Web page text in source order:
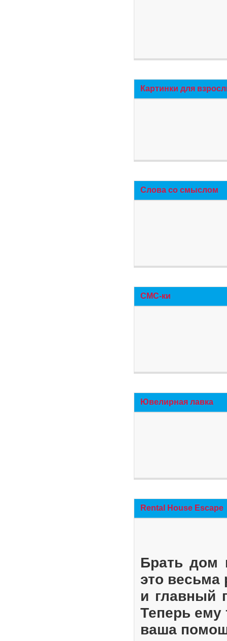
Картинки для
Слова со смыслом
СМС-ки
Ювелирная лавка
Rental House Escape
Брать дом
это весьма
и главный
Теперь ему
ваша